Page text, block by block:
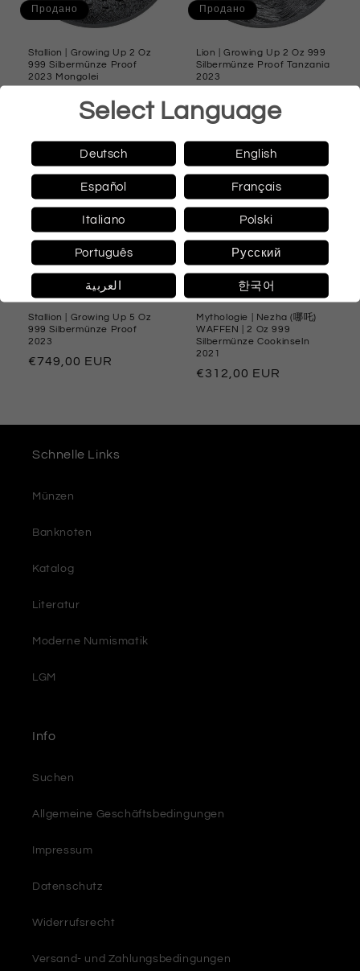
Продано
Stallion | Growing Up 2 Oz
999 Silbermünze Proof
2023 Mongolei
Продано
Lion | Growing Up 2 Oz 999
Silbermünze Proof Tanzania
2023
цена
Продано
Stallion | Growing Up 5 Oz
999 Silbermünze Proof
2023
Обычная
€749,00 EUR
Продано
Mythologie | Nezha (哪吒)
WAFFEN | 2 Oz 999
Silbermünze Cookinseln
2021
Обычная
€312,00 EUR
Schnelle Links
Münzen
Banknoten
Katalog
Literatur
Moderne Numismatik
LGM
Info
Suchen
Allgemeine Geschäftsbedingungen
Impressum
Datenschutz
Widerrufsrecht
Versand- und Zahlungsbedingungen
Select Language
Deutsch English
Español Français
Italiano Polski
Português Русский
العربية 한국어